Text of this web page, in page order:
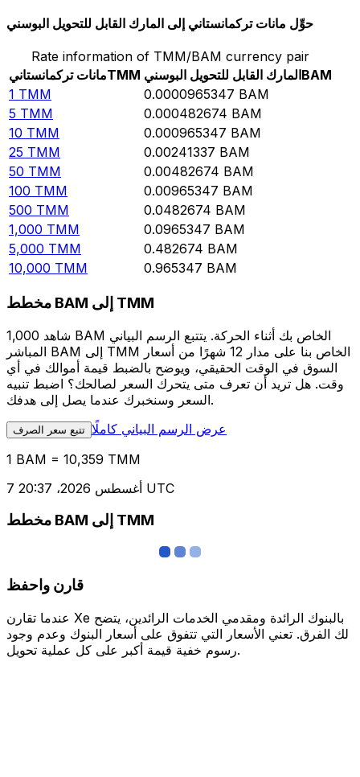
حوِّل مانات تركمانستاني إلى المارك القابل للتحويل البوسني
Rate information of TMM/BAM currency pair
مانات تركمانستانيTMM المارك القابل للتحويل البوسنيBAM
1 TMM 0.0000965347 BAM
5 TMM 0.000482674 BAM
10 TMM 0.000965347 BAM
25 TMM 0.00241337 BAM
50 TMM 0.00482674 BAM
100 TMM 0.00965347 BAM
500 TMM 0.0482674 BAM
1,000 TMM 0.0965347 BAM
5,000 TMM 0.482674 BAM
10,000 TMM 0.965347 BAM
مخطط BAM إلى TMM
شاهد 1,000 BAM الخاص بك أثناء الحركة. يتتبع الرسم البياني
المباشر BAM إلى TMM الخاص بنا على مدار 12 شهرًا من أسعار
السوق في الوقت الحقيقي، ويوضح بالضبط قيمة أموالك في أي
وقت. هل تريد أن تعرف متى يتحرك السعر لصالحك؟ اضبط تنبيه
السعر وسنخبرك عندما يصل إلى هدفك.
تتبع سعر الصرف عرض الرسم البياني كاملًا
1 BAM = 10,359 TMM
7 أغسطس 2026، 20:37 UTC
مخطط BAM إلى TMM
قارن واحفظ
عندما تقارن Xe بالبنوك الرائدة ومقدمي الخدمات الرائدين، يتضح
لك الفرق. تعني الأسعار التي تتفوق على أسعار البنوك وعدم وجود
رسوم خفية قيمة أكبر على كل عملية تحويل.